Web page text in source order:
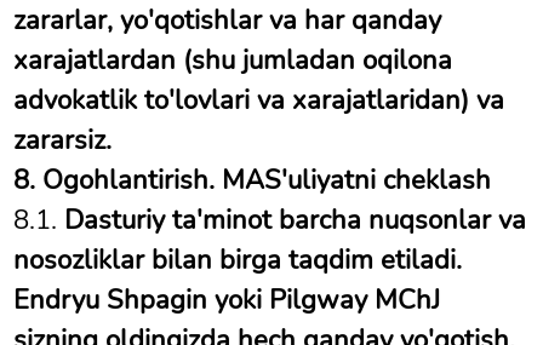
zararlar, yo'qotishlar va har qanday
xarajatlardan (shu jumladan oqilona
advokatlik to'lovlari va xarajatlaridan) va
zararsiz.
8. Ogohlantirish. MAS'uliyatni cheklash
8.1. Dasturiy ta'minot barcha nuqsonlar va
nosozliklar bilan birga taqdim etiladi.
Endryu Shpagin yoki Pilgway MChJ